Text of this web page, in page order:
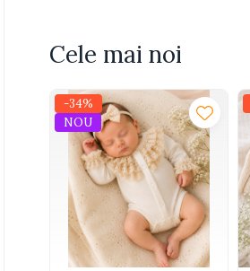
Cele mai noi
-34%
NOU